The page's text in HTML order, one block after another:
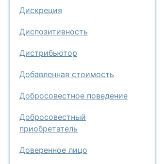
Дискреция
Диспозитивность
Дистрибьютор
Добавленная стоимость
Добросовестное поведение
Добросовестный
приобретатель
Доверенное лицо